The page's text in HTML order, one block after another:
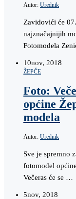
Autor: Urednik
Zavidovići će
najznačajnijih
Fotomodela
10nov, 2018
ŽEPČE
Foto:
općine
modela
Autor: Urednik
Sve je spremno
fotomodel
Večeras će se …
5nov, 2018